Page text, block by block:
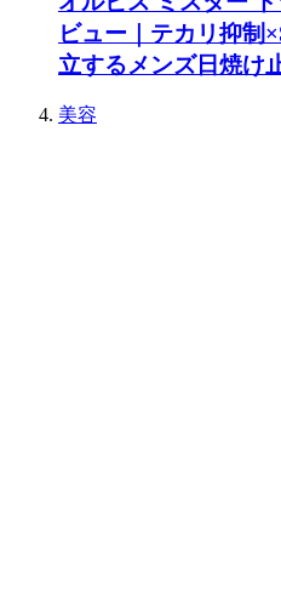
ビュー｜テカリ抑制
立するメンズ日焼け
美容